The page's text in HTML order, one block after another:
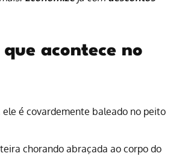
acontece no
é covardemente baleado no peito
chorando abraçada ao corpo do